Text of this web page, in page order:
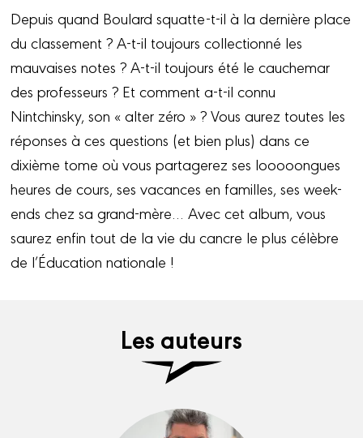
Depuis quand Boulard squatte-t-il à la dernière place
du classement ? A-t-il toujours collectionné les
mauvaises notes ? A-t-il toujours été le cauchemar
des professeurs ? Et comment a-t-il connu
Nintchinsky, son « alter zéro » ? Vous aurez toutes les
réponses à ces questions (et bien plus) dans ce
dixième tome où vous partagerez ses looooongues
heures de cours, ses vacances en familles, ses week-
ends chez sa grand-mère… Avec cet album, vous
saurez enfin tout de la vie du cancre le plus célèbre
de l’Éducation nationale !
Les auteurs